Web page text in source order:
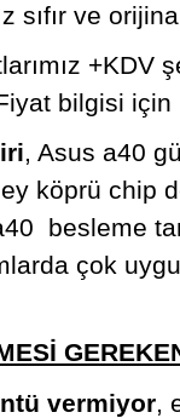
sıfır ve
+KDV
bilgisi için
, Asus a40
köprü chip
besleme
çok
vermiyor,